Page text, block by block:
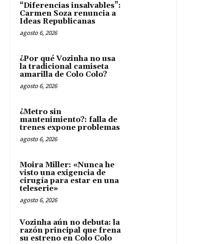
“Diferencias insalvables”:
Carmen Soza renuncia a
Ideas Republicanas
agosto 6, 2026
¿Por qué Vozinha no usa
la tradicional camiseta
amarilla de Colo Colo?
agosto 6, 2026
¿Metro sin
mantenimiento?: falla de
trenes expone problemas
agosto 6, 2026
Moira Miller: «Nunca he
visto una exigencia de
cirugía para estar en una
teleserie»
agosto 6, 2026
Vozinha aún no debuta: la
razón principal que frena
su estreno en Colo Colo